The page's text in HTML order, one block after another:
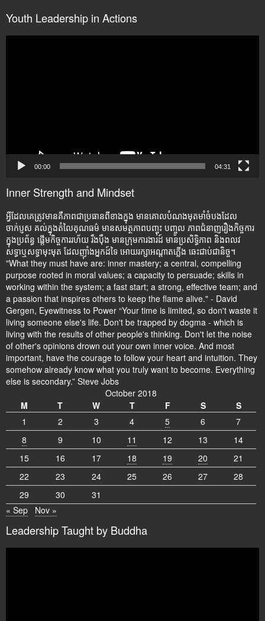
Youth Leadership in Actions
00:00 04:31
Inner Strength and Mindset
អ្វីដែលគេត្រូវមានគឺភាពជាប្រធានពីខាងក្នុង មានគោលបំណងមុតមាំចំបងដែល
ចាក់ប្ញស គល់ក្នុងតំលៃគុណធម៌ មានសមត្ថភាពបញ្ចុះ បញ្ចូល ភាពជំនាញរឿងកិច្ចការ
ក្នុងប្រព័ន្ធ ផ្តើមកិច្ចការរហ័យ រឹងប៉ឹង មានក្រុមការងារដ៍ មានប្រសិទ្ធិភាព និងពលវ
សទ្ធាឬសទ្ធាមុះមុត ដែលញ៉ាំងអ្នកដ៍ទៃ អោយរក្សាអណ្តាតភ្លើង ឆេះជាប់ជានិច្ច។
"What they must have are: inner mastery; a central, compelling
purpose rooted in moral values; a capacity to persuade; skills in
working within the system; a fast start; a strong, effective team; and
a passion that inspires others to keep the flame alive." - David
Gergen, Eyewitness to Power “Your time is limited, so don't waste it
living someone else's life. Don't be trapped by dogma - which is
living with the results of other people's thinking. Don't let the noise
of other's opinions drown out your own inner voice. And most
important, have the courage to follow your heart and intuition. They
somehow already know what you truly want to become. Everything
else is secondary.” Steve Jobs
October 2018
M
T W T F S
S
1
2 3 4 5 6
7
8
9 10 11 12 13
14
15
16 17 18 19 20
21
22
23 24 25 26 27
28
29
30
31
« Sep
Nov »
Leadership Taught by Buddha